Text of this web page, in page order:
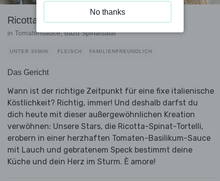
Ricotta-Spinat-Tortelli mit Speck
in Tomatensauce, dazu Spinatsalat
UNTER 30MIN. FLEISCH FAMILIENFREUNDLICH
Das Gericht
Wann ist der richtige Zeitpunkt für eine fixe italienische
Köstlichkeit? Richtig, immer! Und deshalb darfst du
dich heute mit dieser außergewöhnlichen Kreation
verwöhnen: Unsere Stars, die Ricotta-Spinat-Tortelli,
erobern in einer herzhaften Tomaten-Basilikum-Sauce
mit Lauch und gebratenem Speck bestimmt deine
Küche und dein Herz im Sturm. È amore!
No thanks